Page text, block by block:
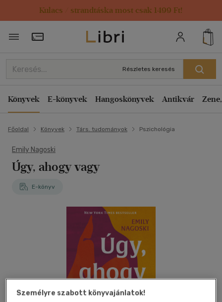
Kulacs / strandtáska most csak 1499 Ft!
Törzsvásárlói Kártya adatai
Részletes keresés
Könyvek E-könyvek Hangoskönyvek Antikvár
Főoldal Könyvek Társ. tudományok Pszichológia
Emily Nagoski
Úgy, ahogy vagy
E-könyv
Személyre szabott könyvajánlatok!